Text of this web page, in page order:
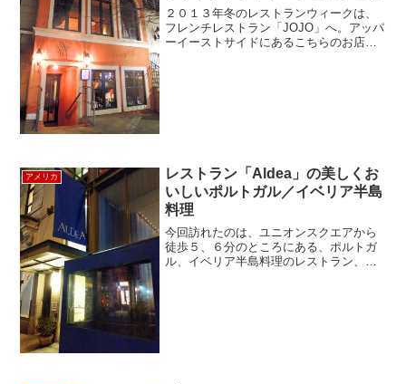
レストランJOJO ～
２０１３年冬のレストランウィークは、
フレンチレストラン「JOJO」へ。アッパ
ーイーストサイドにあるこちらのお店は
アメリカ
レストラン「Aldea」の美しくお
いしいポルトガル／イベリア半島
料理
今回訪れたのは、ユニオンスクエアから
徒歩５、６分のところにある、ポルトガ
ル、イベリア半島料理のレストラン、